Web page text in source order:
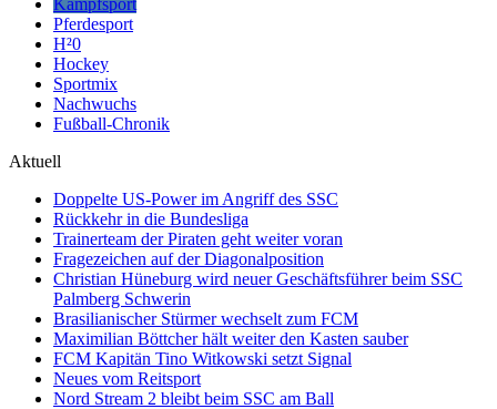
Pferdesport
H²0
Hockey
Sportmix
Nachwuchs
Fußball-Chronik
Aktuell
Doppelte US-Power im Angriff des SSC
Rückkehr in die Bundesliga
Trainerteam der Piraten geht weiter voran
Fragezeichen auf der Diagonalposition
Christian Hüneburg wird neuer Geschäftsführer beim SSC
Palmberg Schwerin
Brasilianischer Stürmer wechselt zum FCM
Maximilian Böttcher hält weiter den Kasten sauber
FCM Kapitän Tino Witkowski setzt Signal
Neues vom Reitsport
Nord Stream 2 bleibt beim SSC am Ball